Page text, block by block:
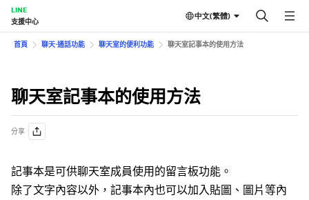
LINE
支援中心
中文(繁體)
首頁 聊天⋅通話功能 聊天室的便利功能 聊天室記事本的使用方法
聊天室記事本的使用方法
分享
記事本是可供聊天室成員使用的留言板功能。
除了文字內容以外，記事本內也可以加入貼圖、圖片等內